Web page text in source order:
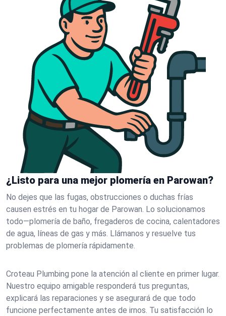
¿Listo para una mejor plomería en Parowan?
No dejes que las fugas, obstrucciones o duchas frías
causen estrés en tu hogar de Parowan. Lo solucionamos
todo—plomería de baño, fregaderos de cocina, calentadores
de agua, líneas de gas y más. Llámanos y resuelve tus
problemas de plomería rápidamente.
Croteau Plumbing pone la atención al cliente en primer lugar.
Nuestro equipo amigable responderá tus preguntas,
explicará las reparaciones y se asegurará de que todo
funcione perfectamente antes de irnos. Tu satisfacción lo